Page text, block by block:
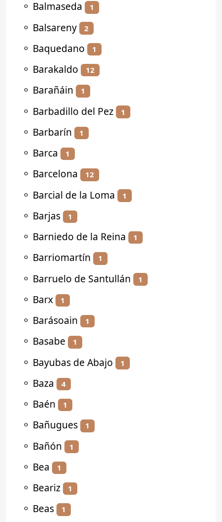
⚬ Balmaseda 1
⚬ Balsareny 2
⚬ Baquedano 1
⚬ Barakaldo 12
⚬ Barañáin 1
⚬ Barbadillo del Pez 1
⚬ Barbarín 1
⚬ Barca 1
⚬ Barcelona 12
⚬ Barcial de la Loma 1
⚬ Barjas 1
⚬ Barniedo de la Reina 1
⚬ Barriomartín 1
⚬ Barruelo de Santullán 1
⚬ Barx 1
⚬ Barásoain 1
⚬ Basabe 1
⚬ Bayubas de Abajo 1
⚬ Baza 4
⚬ Baén 1
⚬ Bañugues 1
⚬ Bañón 1
⚬ Bea 1
⚬ Beariz 1
⚬ Beas 1